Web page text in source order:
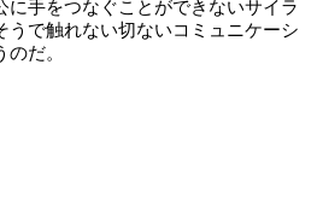
に手をつなぐことができないサイラ
うで触れない切ないコミュニケーシ
だ。